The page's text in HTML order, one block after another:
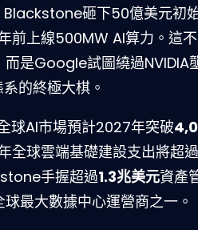
Blackstone砸下50億美元初
前上線500MW AI算力。這
而是Google試圖繞過NVIDIA
的終極大棋。
球AI市場預計2027年突破
全球雲端基礎建設支出將超過
手握超過1.3兆美元資產
最大數據中心運營商之一。